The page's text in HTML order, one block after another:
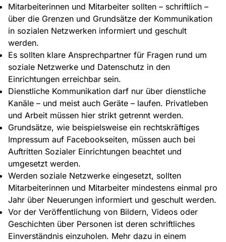
Mitarbeiterinnen und Mitarbeiter sollten – schriftlich –
über die Grenzen und Grundsätze der Kommunikation
in sozialen Netzwerken informiert und geschult
werden.
Es sollten klare Ansprechpartner für Fragen rund um
soziale Netzwerke und Datenschutz in den
Einrichtungen erreichbar sein.
Dienstliche Kommunikation darf nur über dienstliche
Kanäle – und meist auch Geräte – laufen. Privatleben
und Arbeit müssen hier strikt getrennt werden.
Grundsätze, wie beispielsweise ein rechtskräftiges
Impressum auf Facebookseiten, müssen auch bei
Auftritten Sozialer Einrichtungen beachtet und
umgesetzt werden.
Werden soziale Netzwerke eingesetzt, sollten
Mitarbeiterinnen und Mitarbeiter mindestens einmal pro
Jahr über Neuerungen informiert und geschult werden.
Vor der Veröffentlichung von Bildern, Videos oder
Geschichten über Personen ist deren schriftliches
Einverständnis einzuholen. Mehr dazu in einem